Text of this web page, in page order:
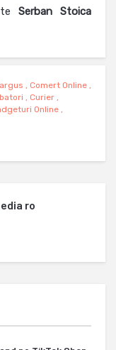
Serban Stoica
, Comert Online ,
, Curier ,
Online ,
ro